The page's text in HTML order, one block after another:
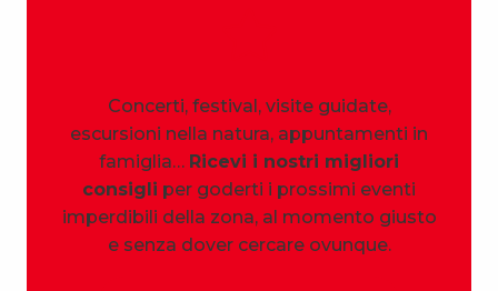
Concerti, festival, visite guidate,
escursioni nella natura, appuntamenti in
famiglia… Ricevi i nostri migliori
consigli per goderti i prossimi eventi
imperdibili della zona, al momento giusto
e senza dover cercare ovunque.